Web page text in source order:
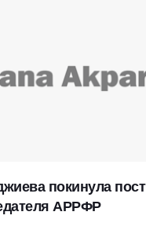
покинула пост
АРРФР